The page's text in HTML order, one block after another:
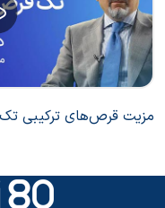
مزیت قرص‌های ترکیبی